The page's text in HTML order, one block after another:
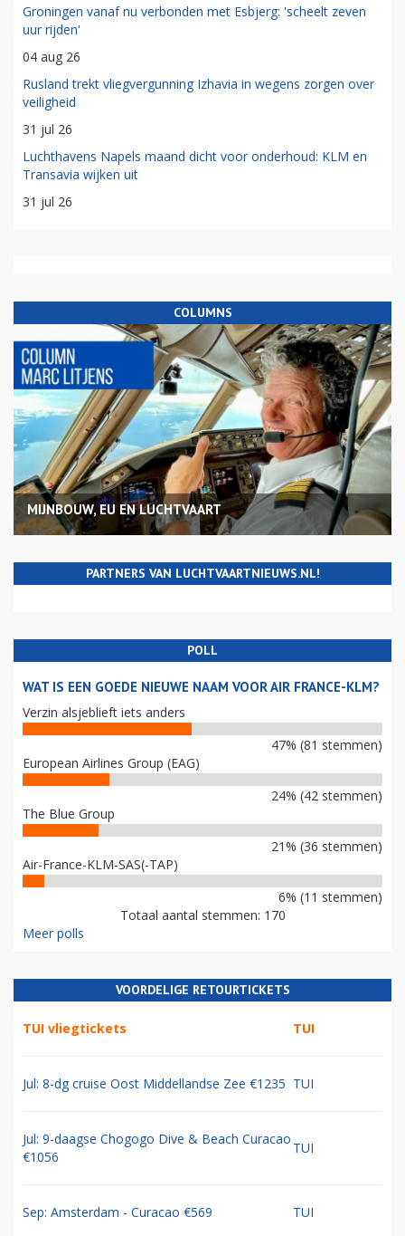
Groningen vanaf nu verbonden met Esbjerg: 'scheelt zeven
uur rijden'
04 aug 26
Rusland trekt vliegvergunning Izhavia in wegens zorgen over
veiligheid
31 jul 26
Luchthavens Napels maand dicht voor onderhoud: KLM en
Transavia wijken uit
31 jul 26
COLUMNS
MIJNBOUW, EU EN LUCHTVAART
PARTNERS VAN LUCHTVAARTNIEUWS.NL!
POLL
WAT IS EEN GOEDE NIEUWE NAAM VOOR AIR FRANCE-KLM?
Verzin alsjeblieft iets anders
47% (81 stemmen)
European Airlines Group (EAG)
24% (42 stemmen)
The Blue Group
21% (36 stemmen)
Air-France-KLM-SAS(-TAP)
6% (11 stemmen)
Totaal aantal stemmen: 170
Meer polls
VOORDELIGE RETOURTICKETS
TUI vliegtickets TUI
Jul: 8-dg cruise Oost Middellandse Zee €1235 TUI
Jul: 9-daagse Chogogo Dive & Beach Curacao
€1056
TUI
Sep: Amsterdam - Curacao €569 TUI